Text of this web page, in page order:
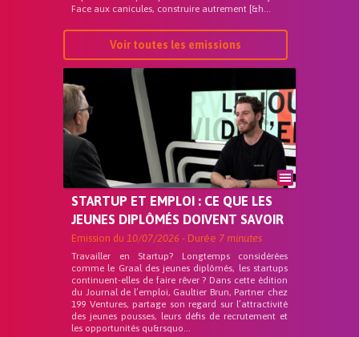
Face aux canicules, construire autrement [&h...
Voir toutes les emissions
STARTUP ET EMPLOI : CE QUE LES
JEUNES DIPLÔMÉS DOIVENT SAVOIR
Emission du 10/07/2026 - Durée 7 minutes
Travailler en Startup? Longtemps considérées
comme le Graal des jeunes diplômés, les startups
continuent-elles de faire rêver ? Dans cette édition
du Journal de l’emploi, Gaultier Brun, Partner chez
199 Ventures, partage son regard sur l’attractivité
des jeunes pousses, leurs défis de recrutement et
les opportunités qu&rsquo...